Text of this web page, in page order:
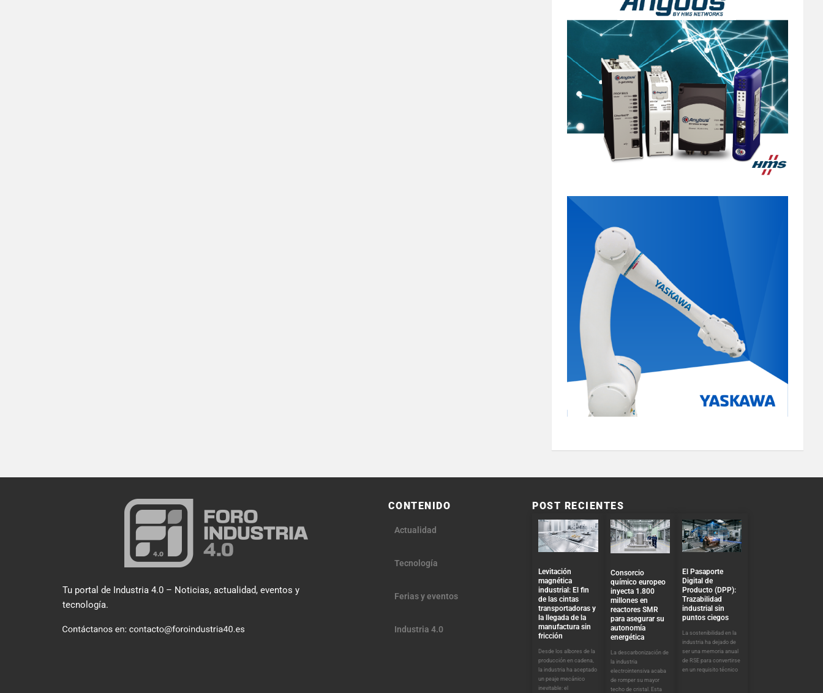
Tu portal de Industria 4.0 – Noticias, actualidad, eventos y
tecnología.
CONTENIDO
Actualidad
Tecnología
Ferias y eventos
Industria 4.0
POST RECIENTES
Levitación
magnética
industrial: El fin
de las cintas
transportadoras y
la llegada de la
manufactura sin
fricción
Desde los albores de la
producción en cadena,
la industria ha aceptado
un peaje mecánico
inevitable: el
Consorcio
químico europeo
inyecta 1.800
millones en
reactores SMR
para asegurar su
autonomía
energética
La descarbonización de
la industria
electrointensiva acaba
de romper su mayor
techo de cristal. Esta
El Pasaporte
Digital de
Producto (DPP):
Trazabilidad
industrial sin
puntos ciegos
La sostenibilidad en la
industria ha dejado de
ser una memoria anual
de RSE para convertirse
en un requisito técnico